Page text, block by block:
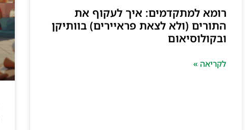
רומא למתקדמים: איך לעקוף את
התורים (ולא לצאת פראיירים) בוותיקן
ובקולוסיאום
לקריאה »